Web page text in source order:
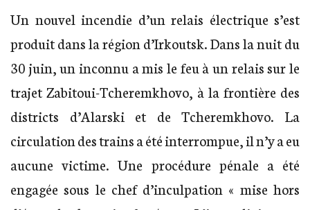
Un nouvel incendie d’un relais électrique s’est
produit dans la région d’Irkoutsk. Dans la nuit du
30 juin, un inconnu a mis le feu à un relais sur le
trajet Zabitoui-Tcheremkhovo, à la frontière des
districts d’Alarski et de Tcheremkhovo. La
circulation des trains a été interrompue, il n’y a eu
aucune victime. Une procédure pénale a été
engagée sous le chef d’inculpation « mise hors